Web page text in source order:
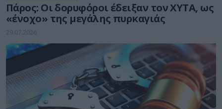
Πάρος: Οι δορυφόροι έδειξαν τον ΧΥΤΑ, ως
«ένοχο» της μεγάλης πυρκαγιάς
29.07.2026